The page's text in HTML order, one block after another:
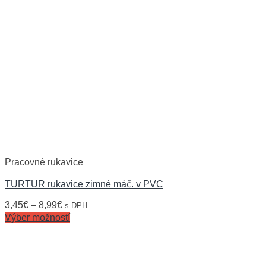
Pracovné rukavice
TURTUR rukavice zimné máč. v PVC
3,45€ – 8,99€ s DPH
Výber možností